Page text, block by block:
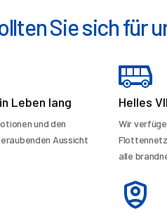
Sie sich für
Leben lang
und den
Aussicht
Helles
Wir
alle